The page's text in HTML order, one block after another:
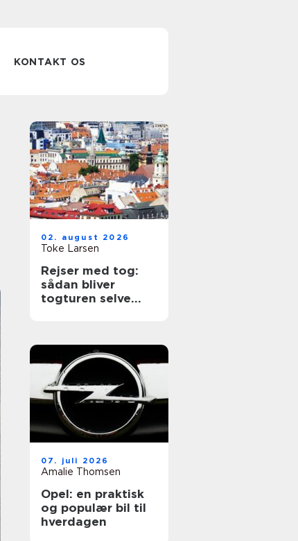
KONTAKT OS
02. august 2026
Toke Larsen
Rejser med tog:
sådan bliver
togturen selve
07. juli 2026
Amalie Thomsen
Opel: en praktisk
og populær bil til
hverdagen